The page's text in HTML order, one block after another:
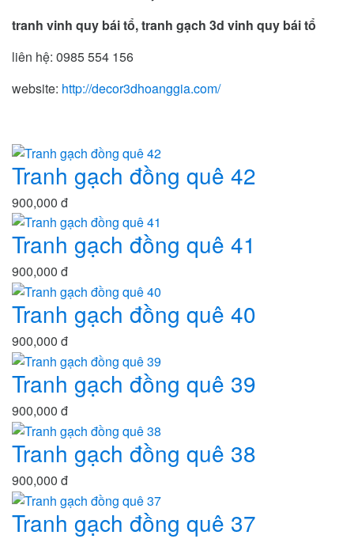
tranh vinh quy bái tổ, tranh gạch 3d vinh quy bái tổ
liên hệ: 0985 554 156
website: http://decor3dhoanggia.com/
Tranh gạch đồng quê 42
900,000 đ
Tranh gạch đồng quê 41
900,000 đ
Tranh gạch đồng quê 40
900,000 đ
Tranh gạch đồng quê 39
900,000 đ
Tranh gạch đồng quê 38
900,000 đ
Tranh gạch đồng quê 37